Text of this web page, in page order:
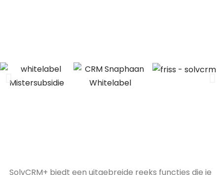
SolvCRM+ biedt een uitgebreide reeks functies die je